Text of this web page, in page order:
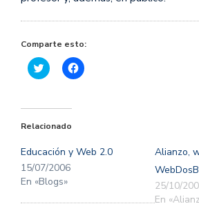
Comparte esto:
Haz
clic
Twitter
abre
una
ventana
nueva)
Haz
clic
una
ventana
Relacionado
Educación y Web 2.0
15/07/2006
En «Blogs»
Alianzo,
25/10/
En